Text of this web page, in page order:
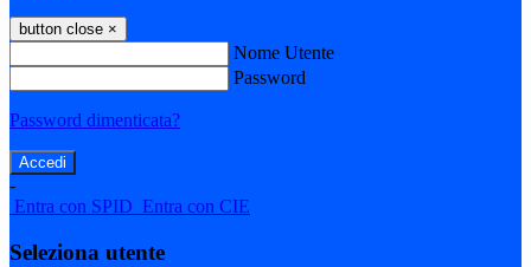
button close ×
Nome Utente
Password
Password dimenticata?
-
Entra con SPID Entra con CIE
Seleziona utente